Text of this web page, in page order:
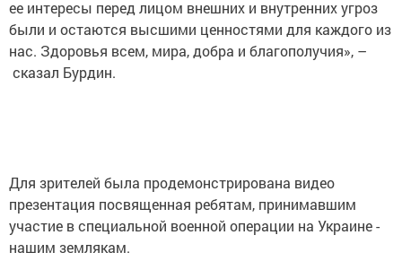
ее интересы перед лицом внешних и внутренних угроз
были и остаются высшими ценностями для каждого из
нас. Здоровья всем, мира, добра и благополучия», –
сказал Бурдин.
Для зрителей была продемонстрирована видео
презентация посвященная ребятам, принимавшим
участие в специальной военной операции на Украине -
нашим землякам.